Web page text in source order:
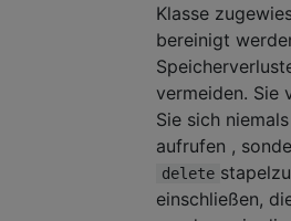
Klasse
bereinigt
vermeiden. Sie
Sie sich niemals
aufrufen ,
delete
einschließen,